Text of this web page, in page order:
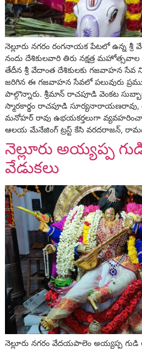
నెల్లూరు నగరం రంగనాయక పేటలో ఉన్న శ్రీ
నందు దేశికులవారి తిరు నక్షత్ర మహోత్సవాల
తేదీన శ్రీ వేదాంత దేశికులకు గజవాహన సేవ
జరిగిన ఈ గజవాహన సేవలో పలువురు
పాల్గొన్నారు. శ్రీమాన్‌ రాచపూడి వెంకట
స్మారకార్థం రాచపూడి
మనోహర్‌ రావు ఉభయకర్తలుగా
ఆలయ మేనేజింగ్‌ ట్రస్ట్‌ కేసి వరదరాజన్‌,
నెల్లూరు అయ్యప్ప
వేడుకలు
నెల్లూరు నగరం వేదయపాలెం అయ్యప్ప గుడి